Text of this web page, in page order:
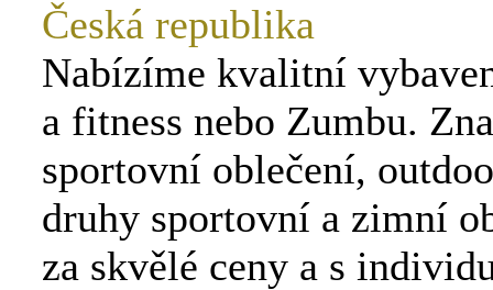
Česká republika
Nabízíme kvalitní
a fitness nebo Zumbu.
sportovní oblečení,
druhy sportovní a zimní
za skvělé ceny a s